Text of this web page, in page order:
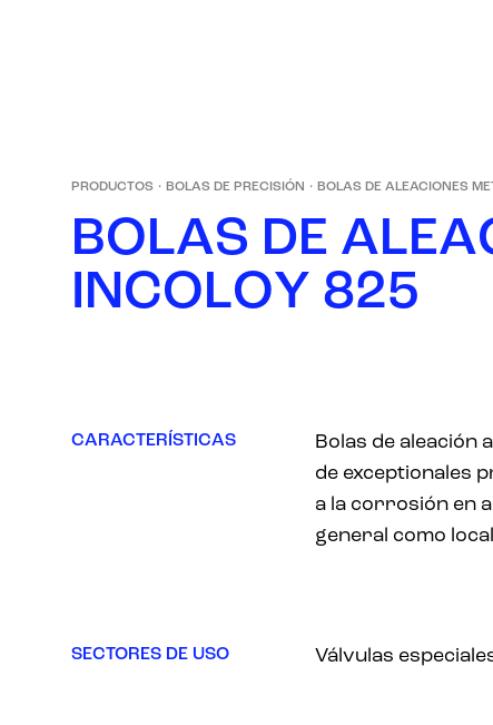
PRODUCTOS · BOLAS DE PRECISIÓN · BOLAS DE ALEACIONES
BOLAS DE ALEA
INCOLOY 825
CARACTERÍSTICAS
Bolas de aleación
de exceptionales
a la corrosión en
general como
SECTORES DE USO Válvulas